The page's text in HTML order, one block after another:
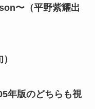
〜（平野紫耀出
年版のどちらも視